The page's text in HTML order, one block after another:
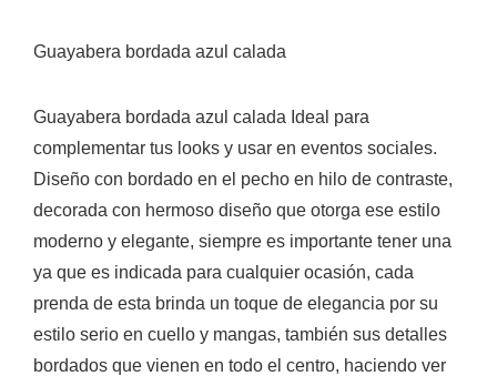
‎Guayabera bordada azul calada
‎Guayabera bordada azul calada Ideal para
complementar tus looks y usar en eventos sociales.
Diseño con bordado en el pecho en hilo de contraste,
decorada con hermoso diseño que otorga ese estilo
moderno y elegante, siempre es importante tener una
ya que es indicada para cualquier ocasión, cada
prenda de esta brinda un toque de elegancia por su
estilo serio en cuello y mangas, también sus detalles
bordados que vienen en todo el centro, haciendo ver